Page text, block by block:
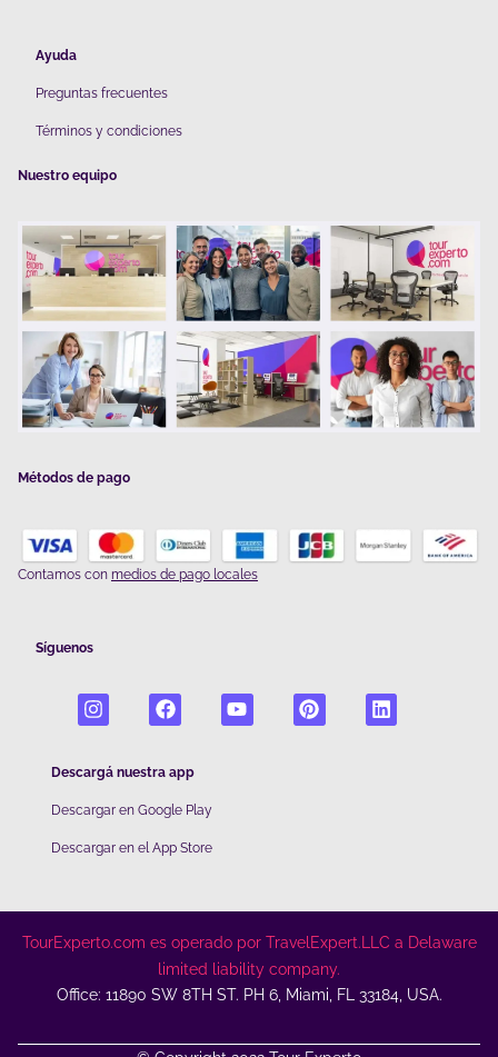
Ayuda
Preguntas frecuentes
Términos y condiciones
Nuestro equipo
Métodos de pago
Contamos con medios de pago locales
Síguenos
Descargá nuestra app
Descargar en Google Play
Descargar en el App Store
TourExperto.com es operado por TravelExpert.LLC a Delaware
limited liability company.
Office: 11890 SW 8TH ST. PH 6, Miami, FL 33184, USA.